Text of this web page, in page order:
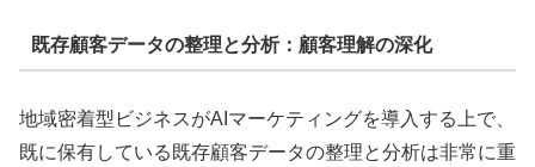
既存顧客データの整理と分析：顧客理解の深化
地域密着型ビジネスがAIマーケティングを導入する上で、
既に保有している既存顧客データの整理と分析は非常に重